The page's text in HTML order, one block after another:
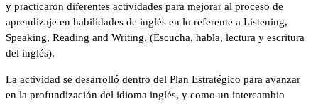
y practicaron diferentes actividades para mejorar al proceso de
aprendizaje en habilidades de inglés en lo referente a Listening,
Speaking, Reading and Writing, (Escucha, habla, lectura y escritura
del inglés).
La actividad se desarrolló dentro del Plan Estratégico para avanzar
en la profundización del idioma inglés, y como un intercambio